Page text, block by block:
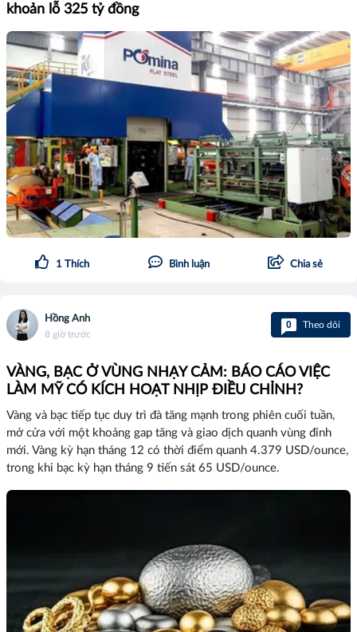
khoản lỗ 325 tỷ đồng
1 Thích Bình luận Chia sẻ
Hồng Anh
8 giờ trước
0 Theo dõi
VÀNG, BẠC Ở VÙNG NHẠY CẢM: BÁO CÁO VIỆC
LÀM MỸ CÓ KÍCH HOẠT NHỊP ĐIỀU CHỈNH?
Vàng và bạc tiếp tục duy trì đà tăng mạnh trong phiên cuối tuần,
mở cửa với một khoảng gap tăng và giao dịch quanh vùng đỉnh
mới. Vàng kỳ hạn tháng 12 có thời điểm quanh 4.379 USD/ounce,
trong khi bạc kỳ hạn tháng 9 tiến sát 65 USD/ounce.